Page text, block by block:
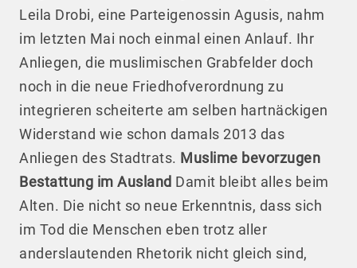
Leila Drobi, eine Parteigenossin Agusis, nahm
im letzten Mai noch einmal einen Anlauf. Ihr
Anliegen, die muslimischen Grabfelder doch
noch in die neue Friedhofverordnung zu
integrieren scheiterte am selben hartnäckigen
Widerstand wie schon damals 2013 das
Anliegen des Stadtrats. Muslime bevorzugen
Bestattung im Ausland Damit bleibt alles beim
Alten. Die nicht so neue Erkenntnis, dass sich
im Tod die Menschen eben trotz aller
anderslautenden Rhetorik nicht gleich sind,